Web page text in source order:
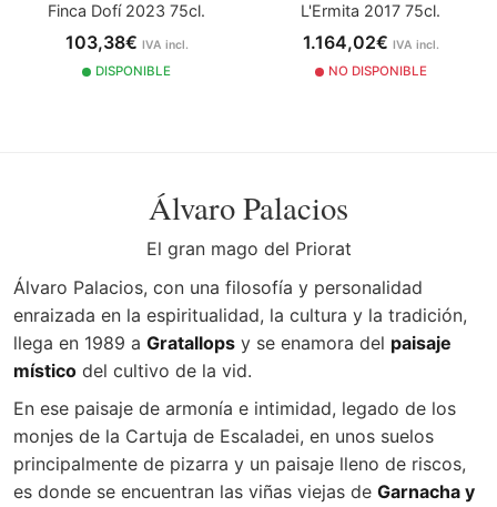
Finca Dofí 2023 75cl.
103,38€ IVA incl.
DISPONIBLE
L'Ermita 2017 75cl.
1.164,02€ IVA incl.
NO DISPONIBLE
Álvaro Palacios
El gran mago del Priorat
Álvaro Palacios, con una filosofía y personalidad
enraizada en la espiritualidad, la cultura y la tradición,
llega en 1989 a Gratallops y se enamora del paisaje
místico del cultivo de la vid.
En ese paisaje de armonía e intimidad, legado de los
monjes de la Cartuja de Escaladei, en unos suelos
principalmente de pizarra y un paisaje lleno de riscos,
es donde se encuentran las viñas viejas de Garnacha y